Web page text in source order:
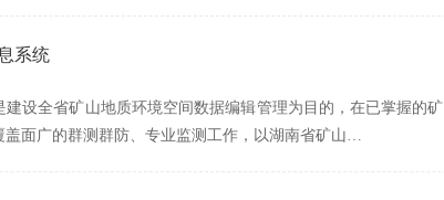
系统
设全省矿山地质环境空间数据编辑管理为目的，在已掌握的
面广的群测群防、专业监测工作，以湖南省矿山…